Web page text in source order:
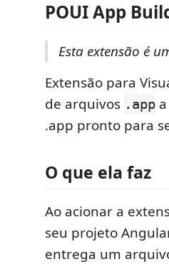
POUI App
Esta extensão é
Extensão para
de arquivos .app
.app pronto para
O que ela faz
Ao acionar a
seu projeto
entrega um